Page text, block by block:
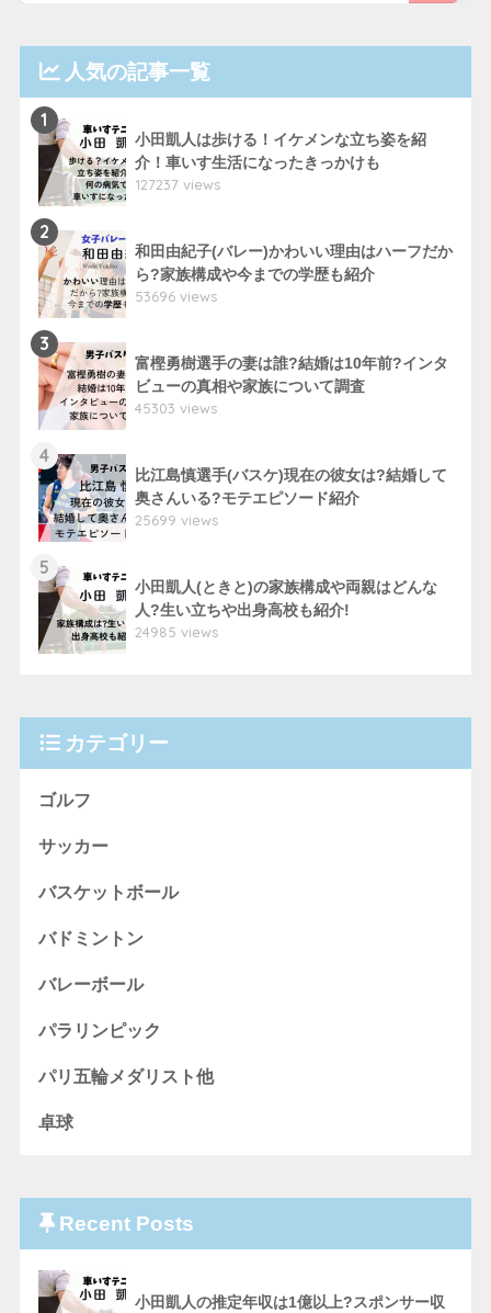
人気の記事一覧
1
小田凱人は歩ける！イケメンな立ち姿を紹
介！車いす生活になったきっかけも
127237 views
2
和田由紀子(バレー)かわいい理由はハーフだか
ら?家族構成や今までの学歴も紹介
53696 views
3
富樫勇樹選手の妻は誰?結婚は10年前?インタ
ビューの真相や家族について調査
45303 views
4
比江島慎選手(バスケ)現在の彼女は?結婚して
奥さんいる?モテエピソード紹介
25699 views
5
小田凱人(ときと)の家族構成や両親はどんな
人?生い立ちや出身高校も紹介!
24985 views
カテゴリー
ゴルフ
サッカー
バスケットボール
バドミントン
バレーボール
パラリンピック
パリ五輪メダリスト他
卓球
Recent Posts
小田凱人の推定年収は1億以上?スポンサー収